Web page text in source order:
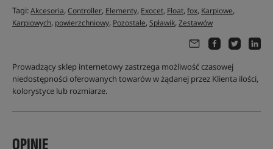
Tagi:Akcesoria,Controller, Elementy, Exocet, Float,fox, Karpiowe,
Karpiowych, powierzchniowy, Pozostałe,Spławik,Zestawów
Prowadzący sklep internetowy zastrzega możliwość czasowej
niedostępności oferowanych towarów w żądanej przez Klienta ilości,
kolorystyce lub rozmiarze.
OPINIE